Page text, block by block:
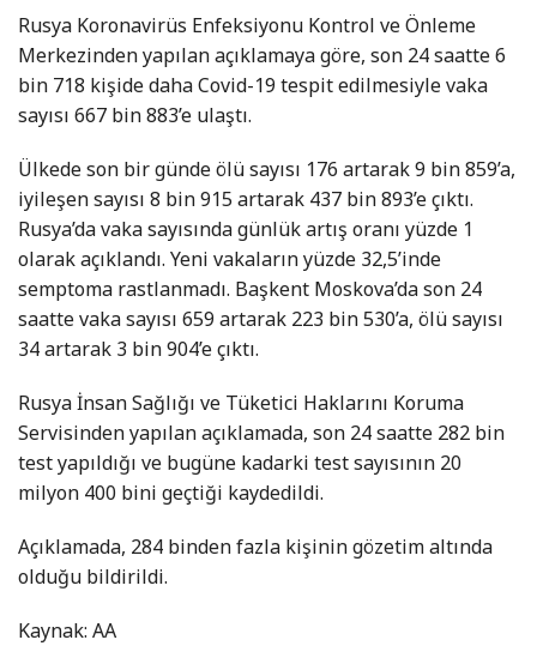
Rusya Koronavirüs Enfeksiyonu Kontrol ve Önleme
Merkezinden yapılan açıklamaya göre, son 24 saatte 6
bin 718 kişide daha Covid-19 tespit edilmesiyle vaka
sayısı 667 bin 883’e ulaştı.
Ülkede son bir günde ölü sayısı 176 artarak 9 bin 859’a,
iyileşen sayısı 8 bin 915 artarak 437 bin 893’e çıktı.
Rusya’da vaka sayısında günlük artış oranı yüzde 1
olarak açıklandı. Yeni vakaların yüzde 32,5’inde
semptoma rastlanmadı. Başkent Moskova’da son 24
saatte vaka sayısı 659 artarak 223 bin 530’a, ölü sayısı
34 artarak 3 bin 904’e çıktı.
Rusya İnsan Sağlığı ve Tüketici Haklarını Koruma
Servisinden yapılan açıklamada, son 24 saatte 282 bin
test yapıldığı ve bugüne kadarki test sayısının 20
milyon 400 bini geçtiği kaydedildi.
Açıklamada, 284 binden fazla kişinin gözetim altında
olduğu bildirildi.
Kaynak: AA